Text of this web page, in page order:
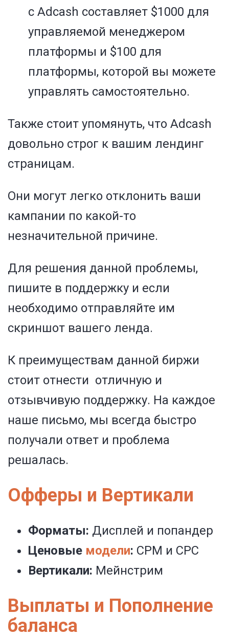
с Adcash составляет $1000 для
управляемой менеджером
платформы и $100 для
платформы, которой вы можете
управлять самостоятельно.
Также стоит упомянуть, что Adcash
довольно строг к вашим лендинг
страницам.
Они могут легко отклонить ваши
кампании по какой-то
незначительной причине.
Для решения данной проблемы,
пишите в поддержку и если
необходимо отправляйте им
скриншот вашего ленда.
К преимуществам данной биржи
стоит отнести отличную и
отзывчивую поддержку. На каждое
наше письмо, мы всегда быстро
получали ответ и проблема
решалась.
Офферы и Вертикали
Форматы: Дисплей и попандер
Ценовые модели: CPM и CPC
Вертикали: Мейнстрим
Выплаты и Пополнение
баланса